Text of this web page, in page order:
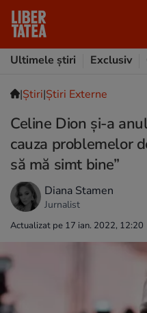
Ultimele știri
Exclusiv
|Ştiri|Știri Externe
Celine Dion și-a
cauza problemelor
să mă simt bine”
Diana Stamen
Jurnalist
Actualizat pe 17 ian. 2022, 12:20